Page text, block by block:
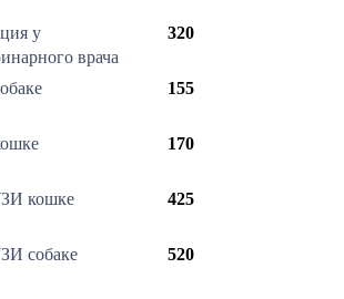
у
врача
320
155
170
кошке 425
собаке 520